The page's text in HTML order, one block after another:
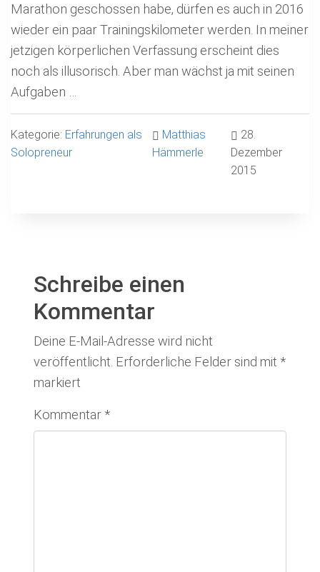
Marathon geschossen habe, dürfen es auch in 2016
wieder ein paar Trainingskilometer werden. In meiner
jetzigen körperlichen Verfassung erscheint dies
noch als illusorisch. Aber man wächst ja mit seinen
Aufgaben …
Kategorie: Erfahrungen als
Solopreneur
Matthias
Hämmerle
28.
Dezember
2015
Schreibe einen
Kommentar
Deine E-Mail-Adresse wird nicht
veröffentlicht. Erforderliche Felder sind mit *
markiert
Kommentar*